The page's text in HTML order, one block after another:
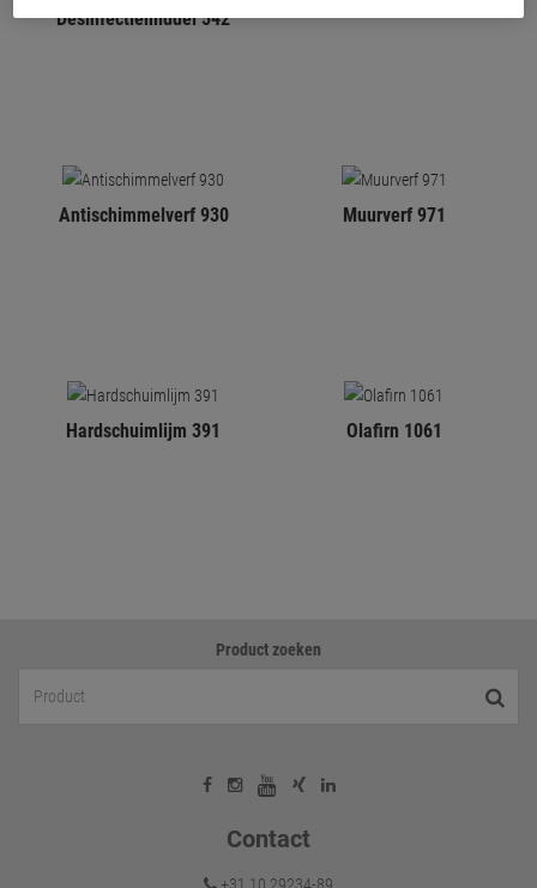
Desinfectiemiddel 542
Antischimmelverf 930 Muurverf 971
Hardschuimlijm 391 Olafirn 1061
Product zoeken
Contact